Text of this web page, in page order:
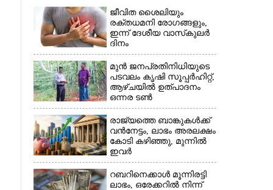
ജീവിത ശൈലിയും
രക്തധമനി രോഗങ്ങളും,
ഇന്ന് ദേശീയ വാസ്‌കുലര്‍
ദിനം
മുൻ ജനപ്രതിനിധിയുടെ
പടവലം കൃഷി സൂപ്പർഹിറ്റ്,​
ആഴ്ചയിൽ ഉത്പാദനം
ഒന്നര ടൺ
രാജ്യത്തെ ബാങ്കുകൾക്ക്
വൻനേട്ടം,​ ലാഭം അരലക്ഷം
കോടി കഴിഞ്ഞു,​ മുന്നിൽ
ഇവർ
റബറിനെക്കാൾ മൂന്നിരട്ടി
ലാഭം,​ ഒരേക്കറിൽ നിന്ന്